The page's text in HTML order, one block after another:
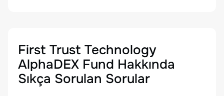
First Trust Technology
AlphaDEX Fund Hakkında
Sıkça Sorulan Sorular